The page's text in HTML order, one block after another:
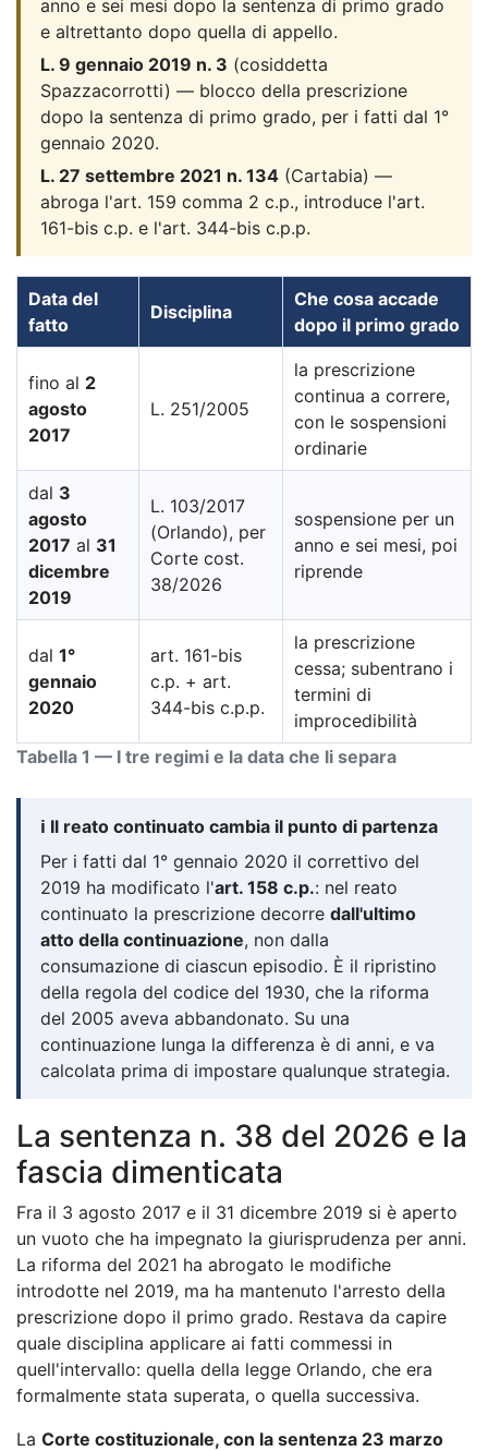
anno e sei mesi dopo la sentenza di primo grado
e altrettanto dopo quella di appello.
L. 9 gennaio 2019 n. 3 (cosiddetta
Spazzacorrotti) — blocco della prescrizione
dopo la sentenza di primo grado, per i fatti dal 1°
gennaio 2020.
L. 27 settembre 2021 n. 134 (Cartabia) —
abroga l'art. 159 comma 2 c.p., introduce l'art.
161-bis c.p. e l'art. 344-bis c.p.p.
Tabella 1 — I tre regimi e la data che li separa
Data del
fatto
Disciplina
Che cosa accade
dopo il primo grado
fino al 2
agosto
2017
L. 251/2005
la prescrizione
continua a correre,
con le sospensioni
ordinarie
dal 3
agosto
2017 al 31
dicembre
2019
L. 103/2017
(Orlando), per
Corte cost.
38/2026
sospensione per un
anno e sei mesi, poi
riprende
dal 1°
gennaio
2020
art. 161-bis
c.p. + art.
344-bis c.p.p.
la prescrizione
cessa; subentrano i
termini di
improcedibilità
ℹ️ Il reato continuato cambia il punto di partenza
Per i fatti dal 1° gennaio 2020 il correttivo del
2019 ha modificato l'art. 158 c.p.: nel reato
continuato la prescrizione decorre dall'ultimo
atto della continuazione, non dalla
consumazione di ciascun episodio. È il ripristino
della regola del codice del 1930, che la riforma
del 2005 aveva abbandonato. Su una
continuazione lunga la differenza è di anni, e va
calcolata prima di impostare qualunque strategia.
La sentenza n. 38 del 2026 e la
fascia dimenticata
Fra il 3 agosto 2017 e il 31 dicembre 2019 si è aperto
un vuoto che ha impegnato la giurisprudenza per anni.
La riforma del 2021 ha abrogato le modifiche
introdotte nel 2019, ma ha mantenuto l'arresto della
prescrizione dopo il primo grado. Restava da capire
quale disciplina applicare ai fatti commessi in
quell'intervallo: quella della legge Orlando, che era
formalmente stata superata, o quella successiva.
La Corte costituzionale, con la sentenza 23 marzo